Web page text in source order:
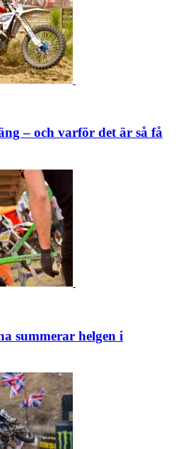
– och varför det är så få
summerar helgen i